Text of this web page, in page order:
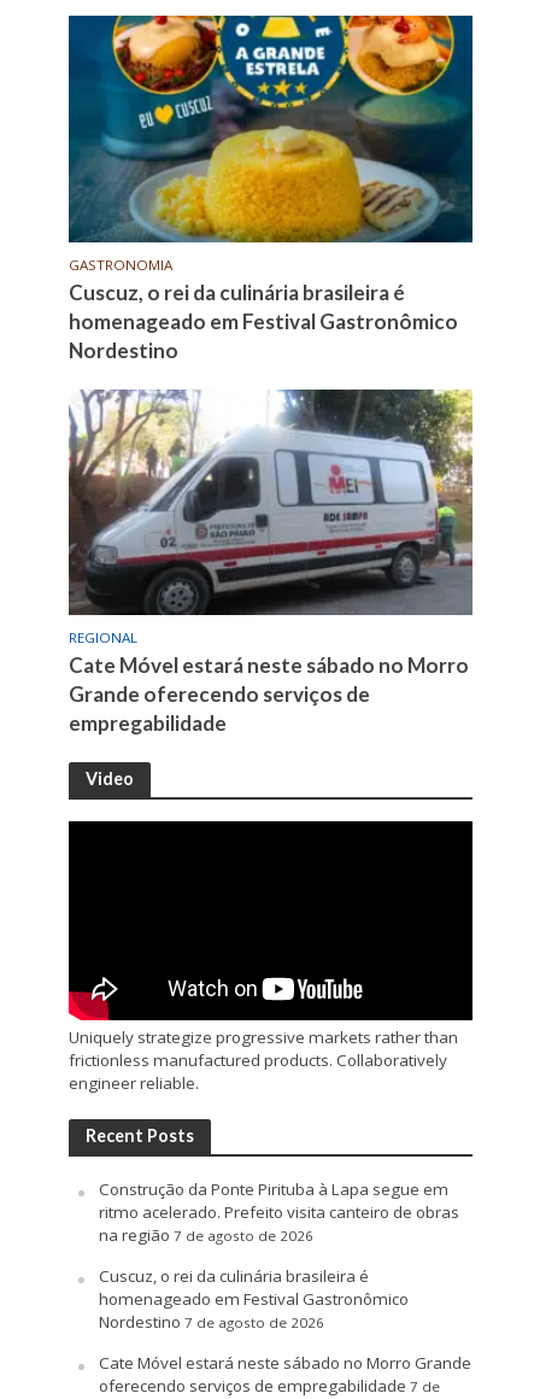
GASTRONOMIA
Cuscuz, o rei da culinária brasileira é
homenageado em Festival Gastronômico
Nordestino
REGIONAL
Cate Móvel estará neste sábado no Morro
Grande oferecendo serviços de
empregabilidade
Video
Uniquely strategize progressive markets rather than
frictionless manufactured products. Collaboratively
engineer reliable.
Recent Posts
Construção da Ponte Pirituba à Lapa segue em
ritmo acelerado. Prefeito visita canteiro de obras
na região 7 de agosto de 2026
Cuscuz, o rei da culinária brasileira é
homenageado em Festival Gastronômico
Nordestino 7 de agosto de 2026
Cate Móvel estará neste sábado no Morro Grande
oferecendo serviços de empregabilidade 7 de